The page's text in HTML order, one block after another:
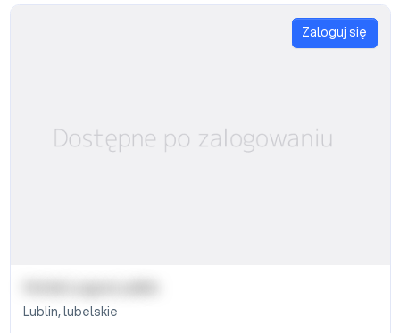
Zaloguj się
Hotel Logos Lublin
Lublin,lubelskie